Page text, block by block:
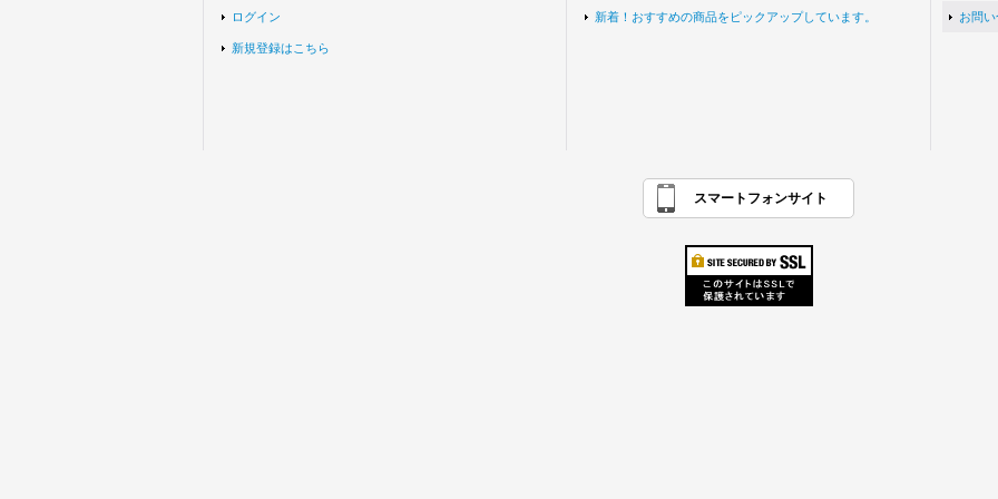
ログイン
新規登録はこちら
新着！おすすめの商品をピックアップしています。 お問
スマートフォンサイト